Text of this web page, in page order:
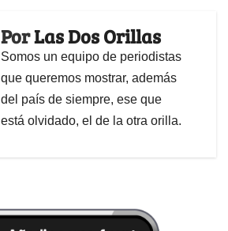
PorLas Dos Orillas
Somos un equipo de periodistas
que queremos mostrar, además
del país de siempre, ese que
está olvidado, el de la otra orilla.